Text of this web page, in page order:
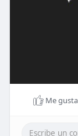
Me gusta